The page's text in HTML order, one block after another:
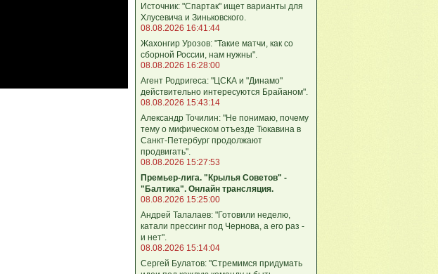
Источник: "Спартак" ищет варианты для
Хлусевича и Зиньковского.
08.08.2026 16:41:44
Жахонгир Урозов: "Такие матчи, как со
сборной России, нам нужны".
08.08.2026 16:28:00
Агент Родригеса: "ЦСКА и "Динамо"
действительно интересуются Брайаном".
08.08.2026 15:43:14
Александр Точилин: "Не понимаю, почему
тему о мифическом отъезде Тюкавина в
Санкт-Петербург продолжают
продвигать".
08.08.2026 15:27:53
Премьер-лига. "Крылья Советов" -
"Балтика". Онлайн трансляция.
08.08.2026 15:25:00
Андрей Талалаев: "Готовили неделю,
катали прессинг под Чернова, а его раз -
и нет".
08.08.2026 15:14:04
Сергей Булатов: "Стремимся придумать